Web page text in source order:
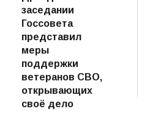
записям
заседании
Госсовета
представил
меры
поддержки
ветеранов СВО,
открывающих
своё дело